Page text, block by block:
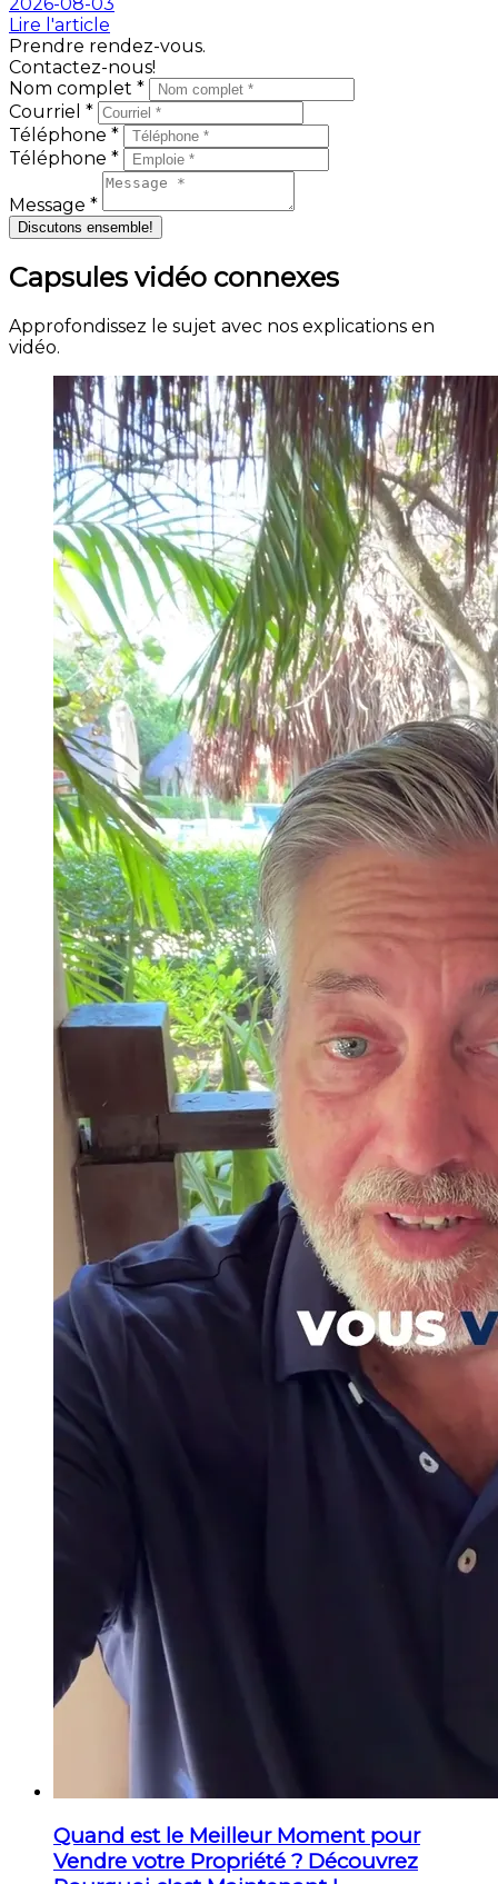
Lire l'article
Prendre rendez-vous.
Contactez-nous!
Nom complet *
Courriel *
Téléphone *
Téléphone *
Message *
Discutons ensemble!
Capsules vidéo connexes
Approfondissez le sujet avec nos explications en
vidéo.
Quand est le Meilleur Moment pour
Vendre votre Propriété ? Découvrez